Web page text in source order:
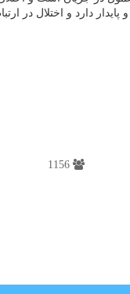
دارد و اختلال در